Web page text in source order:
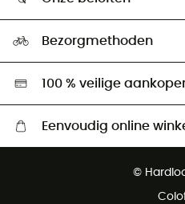
Ambassadeurs
Hardgreen
Bezorgmethoden
100 % veilige
Eenvoudig online
Gratis retourneren binnen 100
©